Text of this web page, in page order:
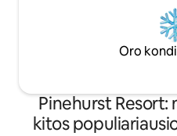
Oro
Pinehurst Resort:
kitos